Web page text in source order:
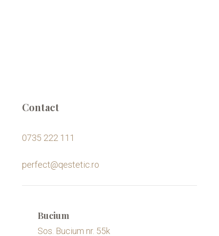
Contact
0735 222 111
perfect@qestetic.ro
Bucium
Sos. Bucium nr. 55k